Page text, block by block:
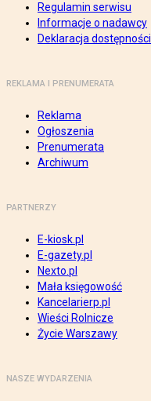
Regulamin serwisu
Informacje o nadawcy
Deklaracja dostępności
REKLAMA I PRENUMERATA
Reklama
Ogłoszenia
Prenumerata
Archiwum
PARTNERZY
E-kiosk.pl
E-gazety.pl
Nexto.pl
Mała księgowość
Kancelarierp.pl
Wieści Rolnicze
Życie Warszawy
NASZE WYDARZENIA